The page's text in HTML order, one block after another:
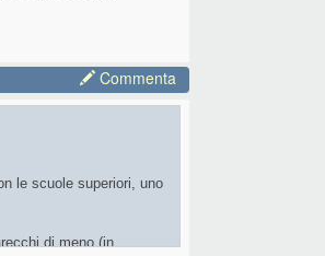
Commenta
le scuole superiori, uno
di meno (in